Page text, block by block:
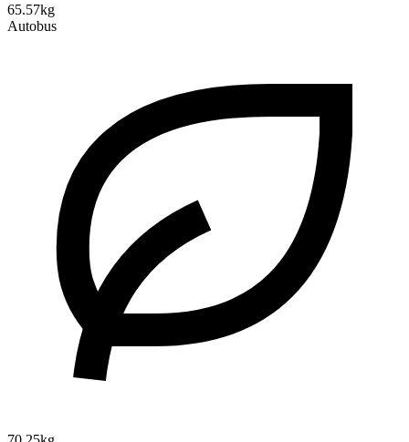
65.57kg
Autobus